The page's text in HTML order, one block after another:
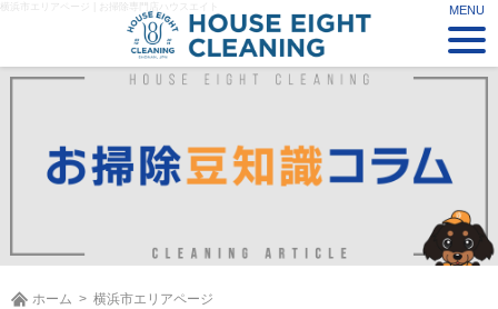
横浜市エリアページ | お掃除専門店ハウスエイト
ホーム 横浜市エリアページ